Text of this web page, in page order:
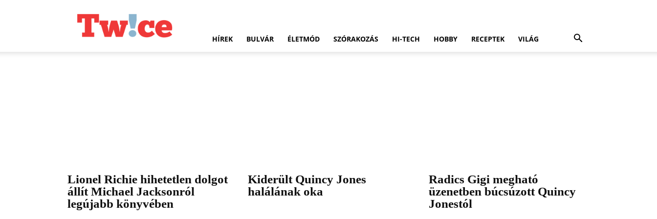
HÍREK BULVÁR ÉLETMÓD SZÓRAKOZÁS HI-TECH HOBBY RECEPTEK VILÁG
Lionel Richie hihetetlen dolgot
állít Michael Jacksonról
legújabb könyvében
Kiderült Quincy Jones
halálának oka
Radics Gigi megható
üzenetben búcsúzott Quincy
Jonestól